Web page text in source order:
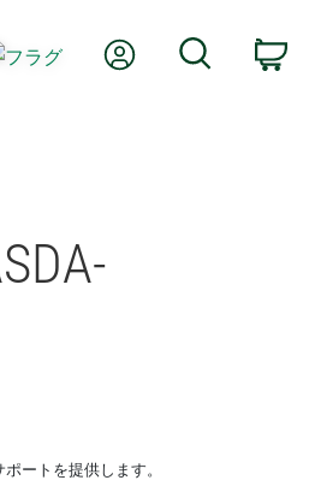
Myアカウント
トを提供します。